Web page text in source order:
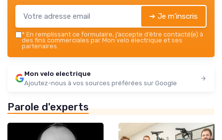
➔ Je m'inscris
* En remplissant ce formulaire, j’accepte d’être contacté(e) à
des fins commerciales par Mon velo electrique et ses
partenaires.
Mon velo electrique
Ajoutez-nous à vos sources préférées sur Google
Parole d'experts